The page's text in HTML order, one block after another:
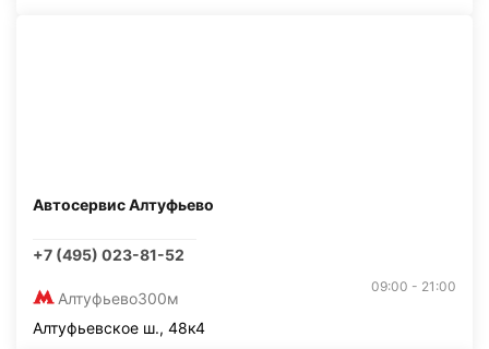
Автосервис Алтуфьево
+7 (495) 023-81-52
Алтуфьево300м
09:00 - 21:00
Алтуфьевское ш., 48к4